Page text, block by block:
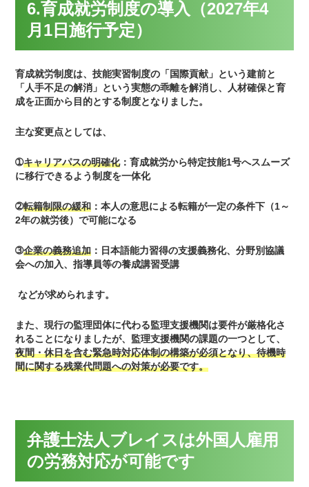
6.育成就労制度の導入（2027年4
月1日施行予定）
育成就労制度は、技能実習制度の「国際貢献」という建前と
「人手不足の解消」という実態の乖離を解消し、人材確保と育
成を正面から目的とする制度となりました。
主な変更点としては、
➀キャリアパスの明確化：育成就労から特定技能1号へスムーズ
に移行できるよう制度を一体化
➁転籍制限の緩和 ：本人の意思による転籍が一定の条件下（1～
2年の就労後）で可能になる
➂企業の義務追加 ：日本語能力習得の支援義務化、分野別協議
会への加入、指導員等の養成講習受講
などが求められます。
また、現行の監理団体に代わる監理支援機関は要件が厳格化さ
れることになりましたが、監理支援機関の課題の一つとして、
夜間・休日を含む緊急時対応体制の構築が必須となり、待機時
間に関する残業代問題への対策が必要です。
弁護士法人ブレイスは外国人雇用
の労務対応が可能です